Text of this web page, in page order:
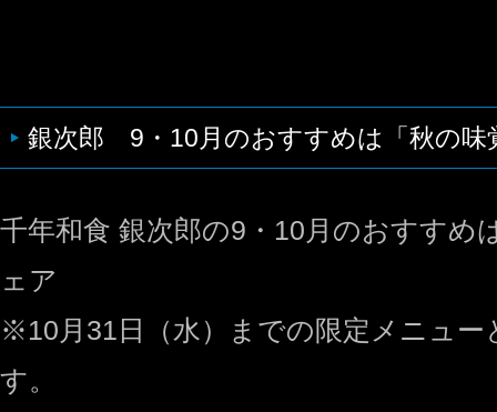
銀次郎 9・10月のおすすめは「秋の味
千年和食 銀次郎の9・10月のおすすめ
ェア
※10月31日（水）までの限定メニュー
す。